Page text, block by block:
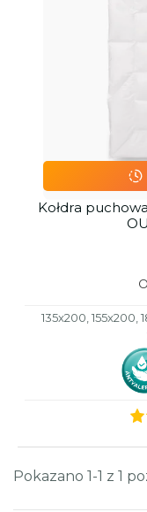
Kołdra
135x200, 155x200,
Pokazano 1-1 z 1